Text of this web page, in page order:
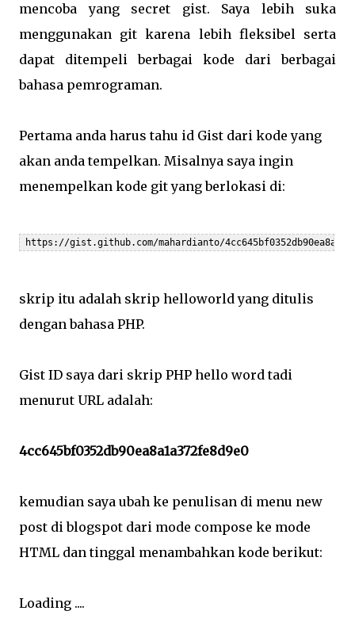
mencoba yang secret gist. Saya lebih suka
menggunakan git karena lebih fleksibel serta
dapat ditempeli berbagai kode dari berbagai
bahasa pemrograman.
Pertama anda harus tahu id Gist dari kode yang
akan anda tempelkan. Misalnya saya ingin
menempelkan kode git yang berlokasi di:
https://gist.github.com/mahardianto/
skrip itu adalah skrip helloworld yang ditulis
dengan bahasa PHP.
Gist ID saya dari skrip PHP hello word tadi
menurut URL adalah:
4cc645bf0352db90ea8a1a372fe8d9e0
kemudian saya ubah ke penulisan di menu new
post di blogspot dari mode compose ke mode
HTML dan tinggal menambahkan kode berikut:
Loading ....